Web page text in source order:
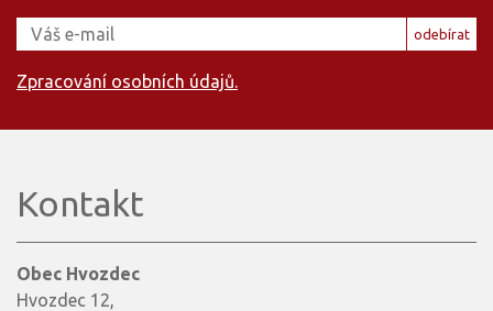
odebírat
Zpracování osobních údajů.
Kontakt
Obec Hvozdec
Hvozdec 12,